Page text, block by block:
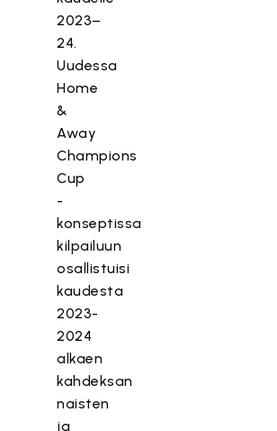
2023–
24.
Uudessa
Home
&
Away
Champions
Cup
-
konseptissa
kilpailuun
osallistuisi
kaudesta
2023-
2024
alkaen
kahdeksan
naisten
ja